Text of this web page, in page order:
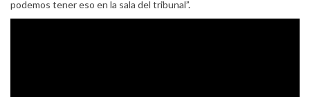
podemos tener eso en la sala del tribunal”.